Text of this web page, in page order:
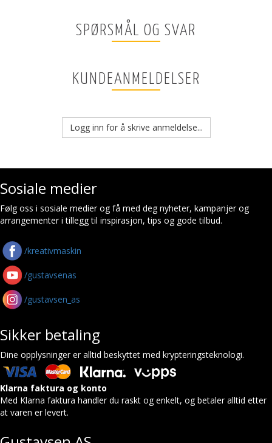
SPØRSMÅL OG SVAR
KUNDEANMELDELSER
Logg inn for å skrive anmeldelse...
Sosiale medier
Følg oss i sosiale medier og få med deg nyheter, kampanjer og
arrangementer i tillegg til inspirasjon, tips og gode tilbud.
/kreativmaskin
/gustavsenas
/gustavsen_as
Sikker betaling
Dine opplysninger er alltid beskyttet med krypteringsteknologi.
Klarna faktura og konto
Med Klarna faktura handler du raskt og enkelt, og betaler alltid etter
at varen er levert.